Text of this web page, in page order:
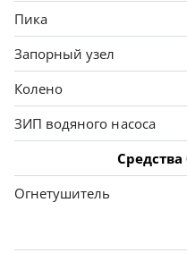
Пика
Запорный узел
Колено
ЗИП водяного насоса
Средства
Огнетушитель